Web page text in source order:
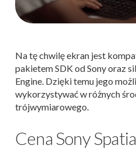
Na tę chwilę ekran jest
pakietem SDK od Sony oraz
Engine. Dzięki temu jego
wykorzystywać w różnych
trójwymiarowego.
Cena Sony